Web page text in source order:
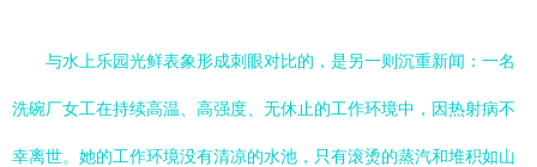
与水上乐园光鲜表象形成刺眼对比的，是另一则沉重新闻：一名
洗碗厂女工在持续高温、高强度、无休止的工作环境中，因热射病不
幸离世。她的工作环境没有清凉的水池，只有滚烫的蒸汽和堆积如山